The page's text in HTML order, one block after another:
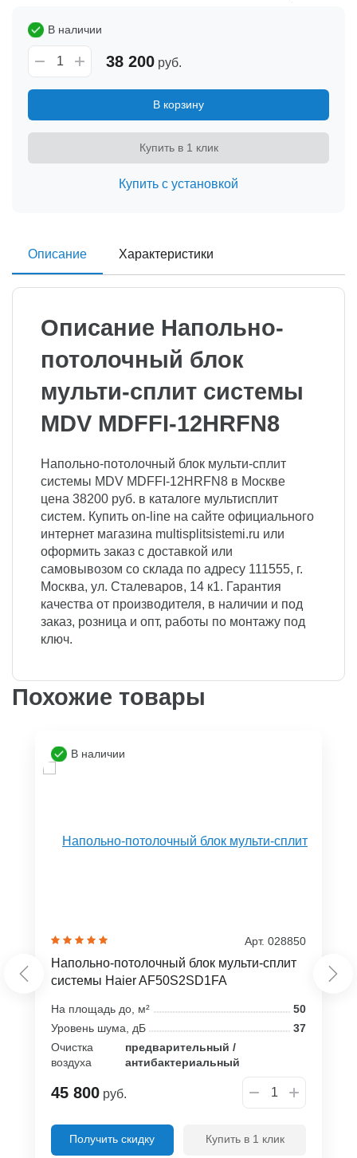
В наличии
38 200 руб.
В корзину
Купить в 1 клик
Купить с установкой
Описание Характеристики
Описание Напольно-
потолочный блок
мульти-сплит системы
MDV MDFFI-12HRFN8
Напольно-потолочный блок мульти-сплит
системы MDV MDFFI-12HRFN8 в Москве
цена 38200 руб. в каталоге мультисплит
систем. Купить on-line на сайте официального
интернет магазина multisplitsistemi.ru или
оформить заказ с доставкой или
самовывозом со склада по адресу 111555, г.
Москва, ул. Сталеваров, 14 к1. Гарантия
качества от производителя, в наличии и под
заказ, розница и опт, работы по монтажу под
ключ.
Похожие товары
В наличии
Арт. 028850
Напольно-потолочный блок мульти-сплит
системы Haier AF50S2SD1FA
На площадь до, м²
50
Уровень шума, дБ
37
Очистка
воздуха
предварительный /
антибактериальный
45 800 руб.
Получить скидку Купить в 1 клик